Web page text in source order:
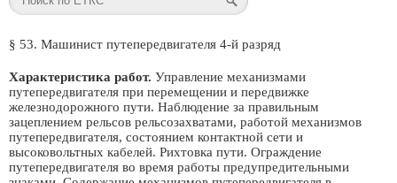
§ 53. Машинист путепередвигателя 4-й разряд
Характеристика работ. Управление механизмами
путепередвигателя при перемещении и передвижке
железнодорожного пути. Наблюдение за правильным
зацеплением рельсов рельсозахватами, работой механизмов
путепередвигателя, состоянием контактной сети и
высоковольтных кабелей. Рихтовка пути. Ограждение
путепередвигателя во время работы предупредительными